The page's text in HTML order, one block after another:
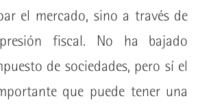
el mercado, sino a través de
fiscal. No ha bajado
de sociedades, pero sí el
que puede tener una